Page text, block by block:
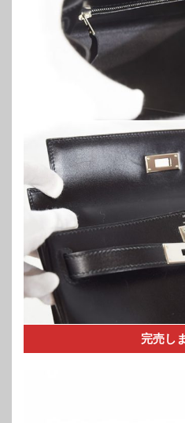
完売し